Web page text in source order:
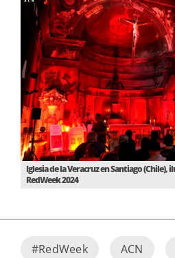
Iglesia de la Veracruz en Santiago
RedWeek 2024
#RedWeek ACN